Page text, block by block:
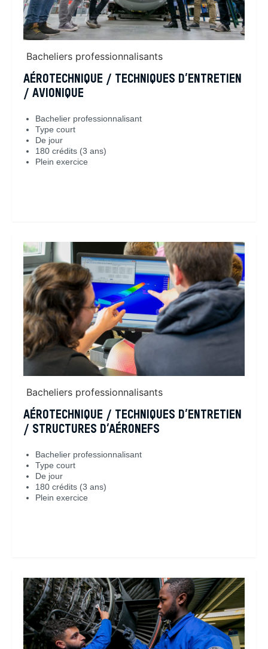
Bacheliers professionnalisants
AÉROTECHNIQUE / TECHNIQUES D’ENTRETIEN
/ AVIONIQUE
Bachelier professionnalisant
Type court
De jour
180 crédits (3 ans)
Plein exercice
Bacheliers professionnalisants
AÉROTECHNIQUE / TECHNIQUES D’ENTRETIEN
/ STRUCTURES D’AÉRONEFS
Bachelier professionnalisant
Type court
De jour
180 crédits (3 ans)
Plein exercice